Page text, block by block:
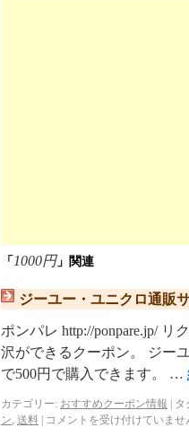
「 1000円」関連
ジーユー・ユニクロ通販
ポンパレ http://ponpare.jp/
沢ができるクーポン。 ジー
で500円で購入できます。 …
カテゴリー: おすすめクーポン情報 タ
ン, 送料 コメントを受け付けていませ